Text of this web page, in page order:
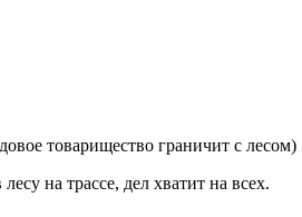
товарищество граничит с лесом)
на трассе, дел хватит на всех.